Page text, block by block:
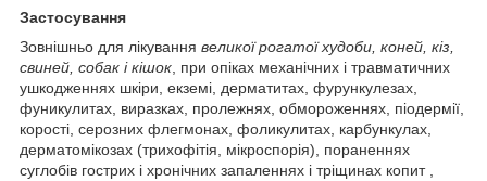
Застосування
Зовнішньо для лікування великої рогатої худоби, коней, кіз,
свиней, собак і кішок, при опіках механічних і травматичних
ушкодженнях шкіри, екземі, дерматитах, фурункулезах,
фуникулитах, виразках, пролежнях, обмороженнях, піодермії,
корості, серозних флегмонах, фоликулитах, карбункулах,
дерматомікозах (трихофітія, мікроспорія), пораненнях
суглобів гострих і хронічних запаленнях і тріщинах копит ,